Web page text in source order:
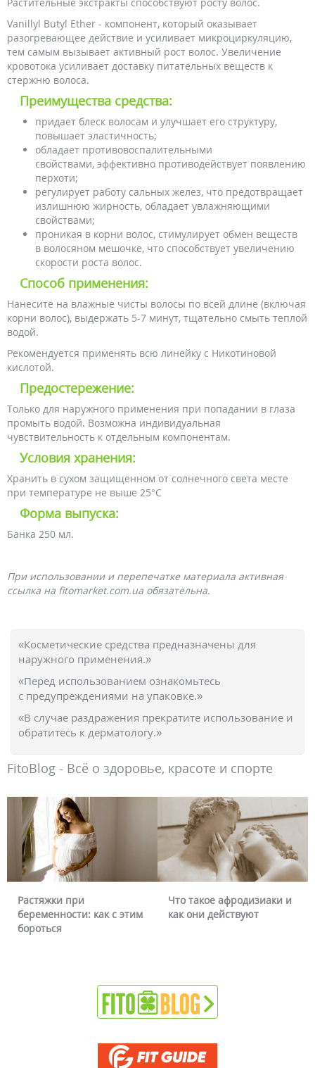
Vanillyl Butyl Ether - компонент, который оказывает
разогревающее действие и усиливает микроциркуляцию,
тем самым вызывает активный рост волос. Увеличение
кровотока усиливает доставку питательных веществ к
стержню волоса.
Преимущества средства:
придает блеск волосам и улучшает его структуру,
повышает эластичность;
обладает противовоспалительными
свойствами, эффективно противодействует появлению
перхоти;
регулирует работу сальных желез, что предотвращает
излишнюю жирность, обладает увлажняющими
свойствами;
проникая в корни волос, стимулирует обмен веществ
в волосяном мешочке, что способствует увеличению
скорости роста волос.
Способ применения:
Нанесите на влажные чисты волосы по всей длине (включая
корни волос), выдержать 5-7 минут, тщательно смыть теплой
водой.
Рекомендуется применять всю линейку с Никотиновой
кислотой.
Предостережение:
Только для наружного применения при попадании в глаза
промыть водой. Возможна индивидуальная
чувствительность к отдельным компонентам.
Условия хранения:
Хранить в сухом защищенном от солнечного света месте
при температуре не выше 25°С
Форма выпуска:
Банка 250 мл.
При использовании и перепечатке материала активная
ссылка на fitomarket.com.ua обязательна.
«Косметические средства предназначены для
наружного применения.»
«Перед использованием ознакомьтесь
с предупреждениями на упаковке.»
«В случае раздражения прекратите использование и
обратитесь к дерматологу.»
FitoBlog - Всё о здоровье, красоте и спорте
Растяжки при
беременности: как с этим
бороться
Что такое афродизиаки и
как они действуют